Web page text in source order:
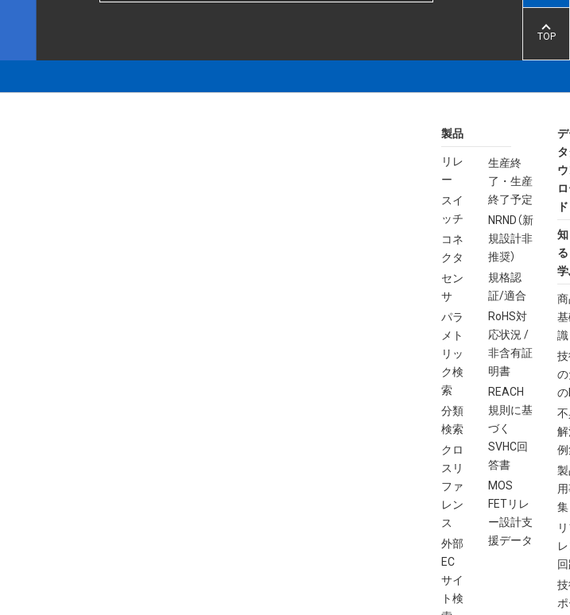
TOP
製品
リレ
ー
スイ
ッチ
コネ
クタ
セン
サ
パラ
メト
リッ
ク検
索
分類
検索
クロ
スリ
ファ
レン
ス
外部
EC
サイ
ト検
生産終
了・生産
終了予定
NRND（新
規設計非
推奨）
規格認
証/適合
RoHS対
応状況 /
非含有証
明書
REACH
規則に基
づく
SVHC回
答書
MOS
FETリレ
ー設計支
援データ
ド
知
識
の
集